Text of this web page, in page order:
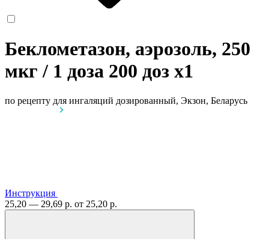
Беклометазон, аэрозоль, 250
мкг / 1 доза 200 доз x1
по рецепту для ингаляций дозированный, Экзон, Беларусь
Инструкция
25,20 — 29,69 р. от 25,20 р.